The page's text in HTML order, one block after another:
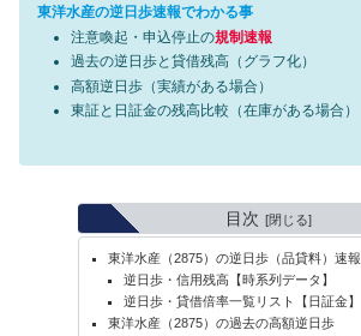
東洋水産の逆日歩速報でわかる事
注意喚起・申込停止の規制速報
過去の逆日歩と貸借残高（グラフ化）
高額逆日歩（実績がある場合）
東証と日証金の残高比較（在庫がある場合）
目次
東洋水産（2875）の逆日歩（品貸料）速報
逆日歩・信用残高【時系列データ】
逆日歩・貸借倍率一覧リスト【日証金】
東洋水産（2875）の過去の高額逆日歩